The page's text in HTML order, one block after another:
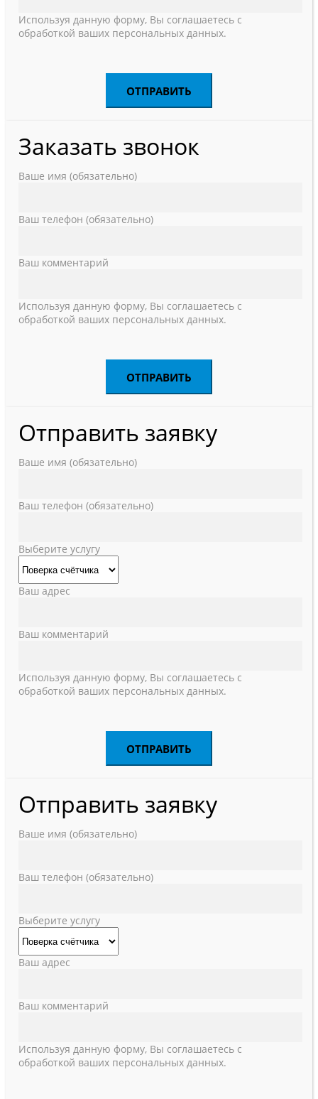
Используя данную форму, Вы соглашаетесь с
обработкой ваших персональных данных.
Заказать звонок
Ваше имя (обязательно)
Ваш телефон (обязательно)
Ваш комментарий
Используя данную форму, Вы соглашаетесь с
обработкой ваших персональных данных.
Отправить заявку
Ваше имя (обязательно)
Ваш телефон (обязательно)
Выберите услугу
Ваш адрес
Ваш комментарий
Используя данную форму, Вы соглашаетесь с
обработкой ваших персональных данных.
Отправить заявку
Ваше имя (обязательно)
Ваш телефон (обязательно)
Выберите услугу
Ваш адрес
Ваш комментарий
Используя данную форму, Вы соглашаетесь с
обработкой ваших персональных данных.